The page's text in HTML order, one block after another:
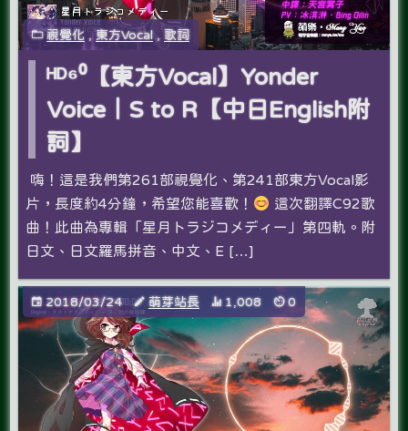
視覺化,東方Vocal , 歌詞
ᴴᴰ⁶⁰【東方Vocal】Yonder
Voice｜S to R【中日English附
詞】
嗨！這是我們第261部視覺化、第241部東方Vocal影
片，長度約4分鐘，希望您能喜歡！
這次翻譯C92歌
曲！此曲為專輯「星月トラジコメディー」第四軌。附
日文、日文羅馬拼音、中文、E […]
2018/03/24 萌芽站長 1,008 0